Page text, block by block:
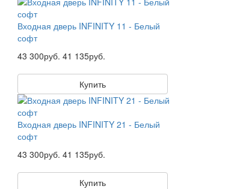
Входная дверь INFINITY 11 - Белый
софт
43 300руб. 41 135руб.
Купить
Входная дверь INFINITY 21 - Белый
софт
43 300руб. 41 135руб.
Купить